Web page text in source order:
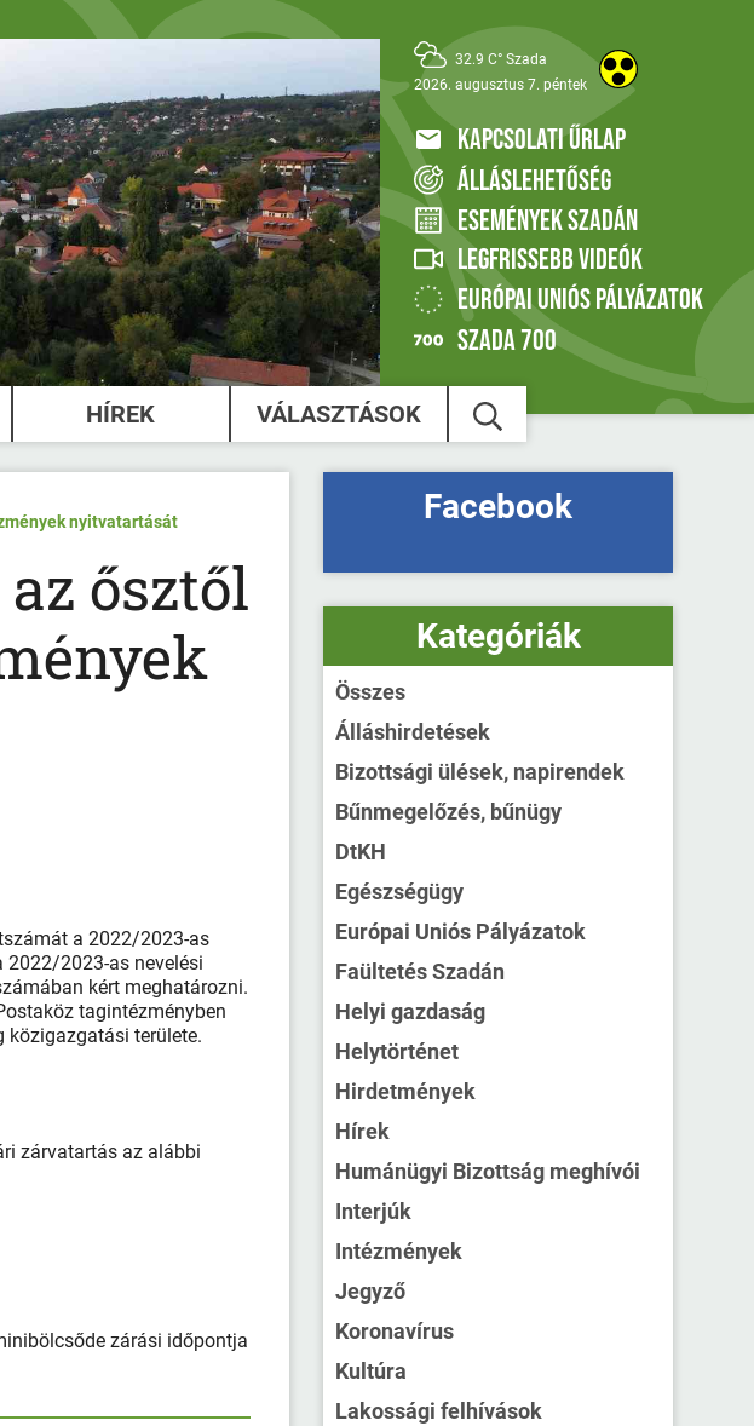
32.9 C° Szada
2026. augusztus 7. péntek
KAPCSOLATI ŰRLAP
ÁLLÁSLEHETŐSÉG
ESEMÉNYEK SZADÁN
LEGFRISSEBB VIDEÓK
EURÓPAI UNIÓS PÁLYÁZATOK
SZADA 700
HÍREK VÁLASZTÁSOK
nyitvatartását
ősztől
a 2022/2023-as
2022/2023-as nevelési
kért meghatározni.
tagintézményben
közigazgatási területe.
zárvatartás az alábbi
zárási időpontja
Facebook
Kategóriák
Összes
Álláshirdetések
Bizottsági ülések, napirendek
Bűnmegelőzés, bűnügy
DtKH
Egészségügy
Európai Uniós Pályázatok
Faültetés Szadán
Helyi gazdaság
Helytörténet
Hirdetmények
Hírek
Humánügyi Bizottság meghívói
Interjúk
Intézmények
Jegyző
Koronavírus
Kultúra
Lakossági felhívások